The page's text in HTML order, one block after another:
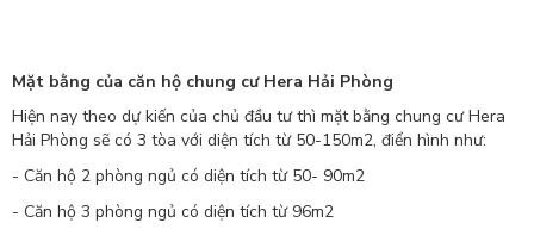
Mặt bằng của căn hộ chung cư Hera Hải Phòng
Hiện nay theo dự kiến của chủ đầu tư thì mặt bằng chung cư Hera
Hải Phòng sẽ có 3 tòa với diện tích từ 50-150m2, điển hình như:
- Căn hộ 2 phòng ngủ có diện tích từ 50- 90m2
- Căn hộ 3 phòng ngủ có diện tích từ 96m2